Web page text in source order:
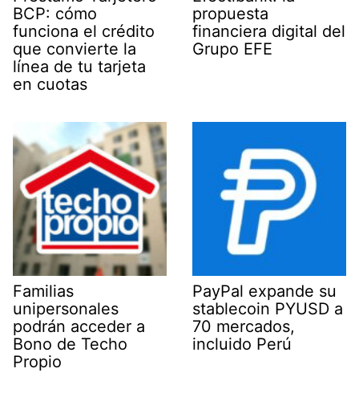
BCP: cómo
funciona el crédito
que convierte la
línea de tu tarjeta
en cuotas
propuesta
financiera digital del
Grupo EFE
Familias
unipersonales
podrán acceder a
Bono de Techo
Propio
PayPal expande su
stablecoin PYUSD a
70 mercados,
incluido Perú